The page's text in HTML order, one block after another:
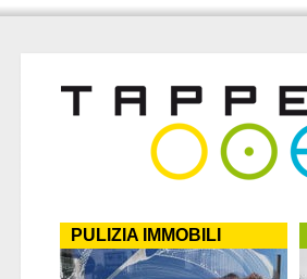
PULIZIA IMMOBILI